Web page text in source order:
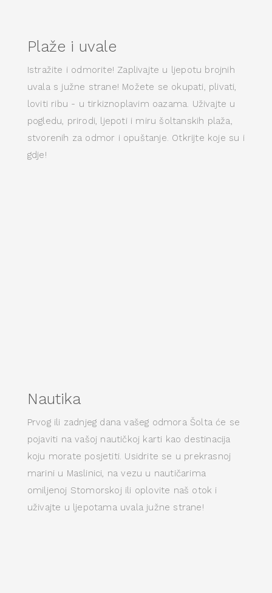
Plaže i uvale
Istražite i odmorite! Zaplivajte u ljepotu brojnih
uvala s južne strane! Možete se okupati, plivati,
loviti ribu - u tirkiznoplavim oazama. Uživajte u
pogledu, prirodi, ljepoti i miru šoltanskih plaža,
stvorenih za odmor i opuštanje. Otkrijte koje su i
gdje!
Nautika
Prvog ili zadnjeg dana vašeg odmora Šolta će se
pojaviti na vašoj nautičkoj karti kao destinacija
koju morate posjetiti. Usidrite se u prekrasnoj
marini u Maslinici, na vezu u nautičarima
omiljenoj Stomorskoj ili oplovite naš otok i
uživajte u ljepotama uvala južne strane!